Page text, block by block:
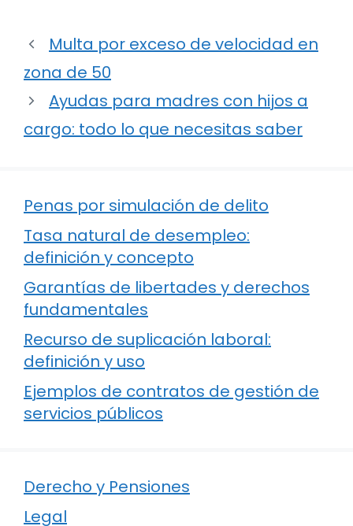
Multa por exceso de velocidad en
zona de 50
Ayudas para madres con hijos a
cargo: todo lo que necesitas saber
Penas por simulación de delito
Tasa natural de desempleo:
definición y concepto
Garantías de libertades y derechos
fundamentales
Recurso de suplicación laboral:
definición y uso
Ejemplos de contratos de gestión de
servicios públicos
Derecho y Pensiones
Legal